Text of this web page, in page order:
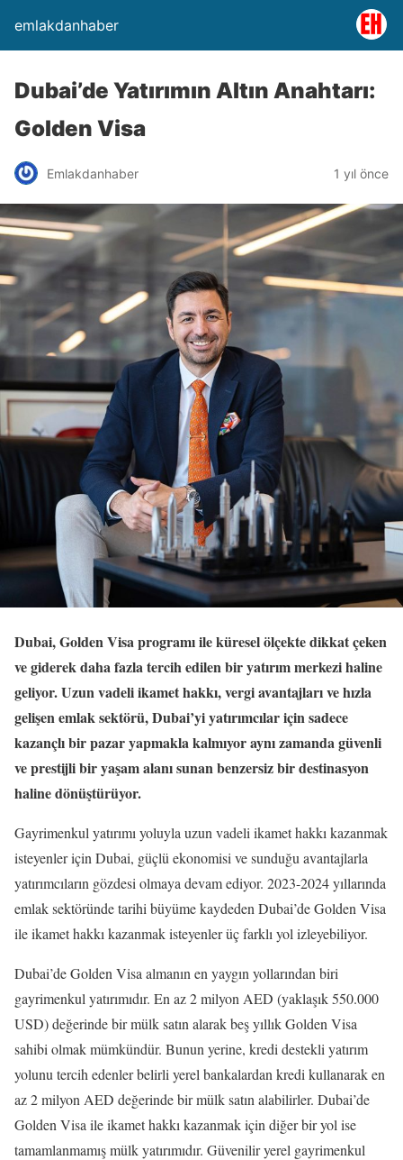
emlakdanhaber
Dubai’de Yatırımın Altın Anahtarı:
Golden Visa
Emlakdanhaber 1 yıl önce
Dubai, Golden Visa programı ile küresel ölçekte dikkat çeken
ve giderek daha fazla tercih edilen bir yatırım merkezi haline
geliyor. Uzun vadeli ikamet hakkı, vergi avantajları ve hızla
gelişen emlak sektörü, Dubai’yi yatırımcılar için sadece
kazançlı bir pazar yapmakla kalmıyor aynı zamanda güvenli
ve prestijli bir yaşam alanı sunan benzersiz bir destinasyon
haline dönüştürüyor.
Gayrimenkul yatırımı yoluyla uzun vadeli ikamet hakkı kazanmak
isteyenler için Dubai, güçlü ekonomisi ve sunduğu avantajlarla
yatırımcıların gözdesi olmaya devam ediyor. 2023-2024 yıllarında
emlak sektöründe tarihi büyüme kaydeden Dubai’de Golden Visa
ile ikamet hakkı kazanmak isteyenler üç farklı yol izleyebiliyor.
Dubai’de Golden Visa almanın en yaygın yollarından biri
gayrimenkul yatırımıdır. En az 2 milyon AED (yaklaşık 550.000
USD) değerinde bir mülk satın alarak beş yıllık Golden Visa
sahibi olmak mümkündür. Bunun yerine, kredi destekli yatırım
yolunu tercih edenler belirli yerel bankalardan kredi kullanarak en
az 2 milyon AED değerinde bir mülk satın alabilirler. Dubai’de
Golden Visa ile ikamet hakkı kazanmak için diğer bir yol ise
tamamlanmamış mülk yatırımıdır. Güvenilir yerel gayrimenkul